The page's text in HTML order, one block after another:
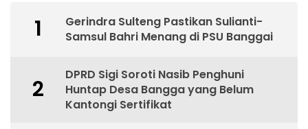
1
Gerindra Sulteng Pastikan Sulianti-
Samsul Bahri Menang di PSU Banggai
2
DPRD Sigi Soroti Nasib Penghuni
Huntap Desa Bangga yang Belum
Kantongi Sertifikat